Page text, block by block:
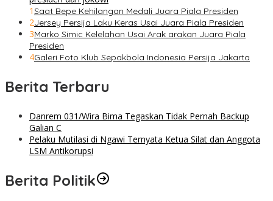
1Saat Bepe Kehilangan Medali Juara Piala Presiden
2Jersey Persija Laku Keras Usai Juara Piala Presiden
3Marko Simic Kelelahan Usai Arak arakan Juara Piala
Presiden
4Galeri Foto Klub Sepakbola Indonesia Persija Jakarta
Berita Terbaru
Danrem 031/Wira Bima Tegaskan Tidak Pernah Backup
Galian C
Pelaku Mutilasi di Ngawi Ternyata Ketua Silat dan Anggota
LSM Antikorupsi
Berita Politik